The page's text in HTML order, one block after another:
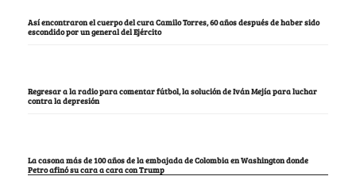
Así encontraron el cuerpo del cura Camilo Torres, 60 años después de haber sido
escondido por un general del Ejército
Regresar a la radio para comentar fútbol, la solución de Iván Mejía para luchar
contra la depresión
La casona más de 100 años de la embajada de Colombia en Washington donde
Petro afinó su cara a cara con Trump